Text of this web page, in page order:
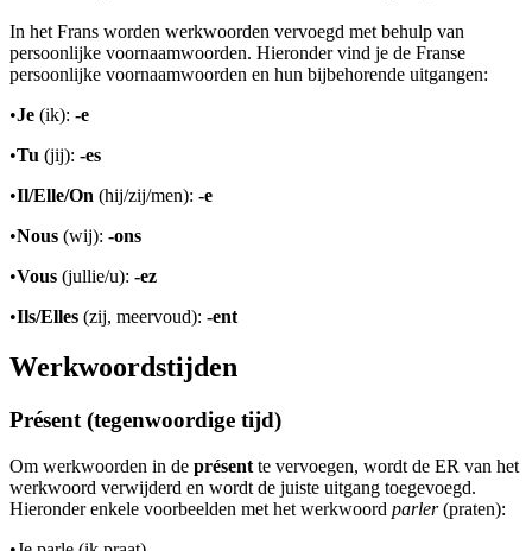
In het Frans worden werkwoorden vervoegd met behulp van
persoonlijke voornaamwoorden. Hieronder vind je de Franse
persoonlijke voornaamwoorden en hun bijbehorende uitgangen:
•Je (ik): -e
•Tu (jij): -es
•Il/Elle/On (hij/zij/men): -e
•Nous (wij): -ons
•Vous (jullie/u): -ez
•Ils/Elles (zij, meervoud): -ent
Werkwoordstijden
Présent (tegenwoordige tijd)
Om werkwoorden in de présent te vervoegen, wordt de ER van het
werkwoord verwijderd en wordt de juiste uitgang toegevoegd.
Hieronder enkele voorbeelden met het werkwoord parler(praten):